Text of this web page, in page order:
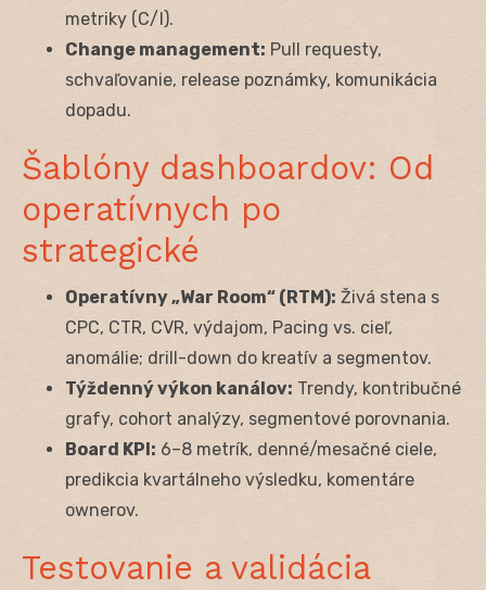
metriky (C/I).
Change management: Pull requesty,
schvaľovanie, release poznámky, komunikácia
dopadu.
Šablóny dashboardov: Od
operatívnych po
strategické
Operatívny „War Room“ (RTM): Živá stena s
CPC, CTR, CVR, výdajom, Pacing vs. cieľ,
anomálie; drill-down do kreatív a segmentov.
Týždenný výkon kanálov: Trendy, kontribučné
grafy, cohort analýzy, segmentové porovnania.
Board KPI: 6–8 metrík, denné/mesačné ciele,
predikcia kvartálneho výsledku, komentáre
ownerov.
Testovanie a validácia